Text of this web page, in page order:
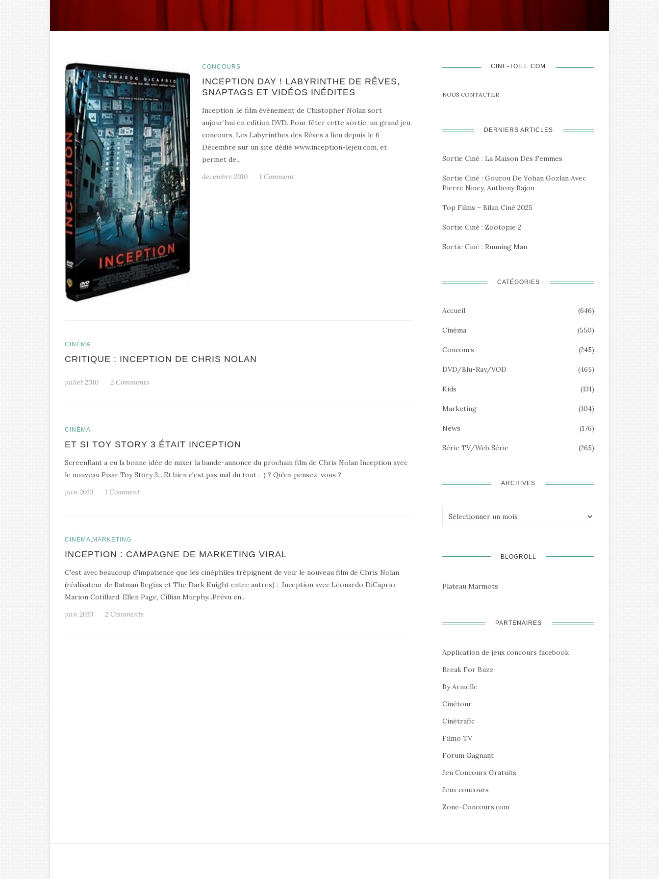
CONCOURS
INCEPTION DAY ! LABYRINTHE DE RÊVES,
SNAPTAGS ET VIDÉOS INÉDITES
Inception ,le film événement de Chistopher Nolan sort
aujour’hui en edition DVD. Pour fêter cette sortie, un grand jeu
concours, Les Labyrinthes des Rêves a lieu depuis le 6
Décembre sur un site dédié www.inception-lejeu.com, et
permet de...
décembre 2010
1 Comment
CINÉMA
CRITIQUE : INCEPTION DE CHRIS NOLAN
juillet 2010 2 Comments
CINÉMA
ET SI TOY STORY 3 ÉTAIT INCEPTION
ScreenRant a eu la bonne idée de mixer la bande-annonce du prochain film de Chris Nolan Inception avec
le nouveau Pixar Toy Story 3....Et bien c'est pas mal du tout :-) ? Qu'en pensez-vous ?
juin 2010
1 Comment
CINÉMA MARKETING
INCEPTION : CAMPAGNE DE MARKETING VIRAL
C'est avec beaucoup d'impatience que les cinéphiles trépignent de voir le nouveau film de Chris Nolan
(réalisateur de Batman Begins et The Dark Knight entre autres) : Inception avec Léonardo DiCaprio,
Marion Cotillard, Ellen Page, Cillian Murphy...Prévu en...
juin 2010
2 Comments
CINE-TOILE.COM
NOUS CONTACTER
DERNIERS ARTICLES
Sortie Ciné : La Maison Des Femmes
Sortie Ciné : Gourou De Yohan Gozlan Avec
Pierre Niney, Anthony Bajon
Top Films – Bilan Ciné 2025
Sortie Ciné : Zootopie 2
Sortie Ciné : Running Man
CATÉGORIES
Accueil (646)
Cinéma (550)
Concours (245)
DVD/Blu-Ray/VOD (465)
Kids (131)
Marketing (104)
News (176)
Série TV/Web Série (265)
ARCHIVES
Archives
BLOGROLL
Plateau Marmots
PARTENAIRES
Application de jeux concours facebook
Break For Buzz
By Armelle
Cinétour
Cinétrafic
Filmo TV
Forum Gagnant
Jeu Concours Gratuits
Jeux concours
Zone-Concours.com